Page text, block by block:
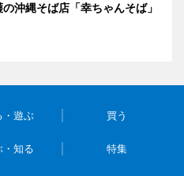
沖縄そば店「幸ちゃんそば」
・遊ぶ 買う
・知る 特集